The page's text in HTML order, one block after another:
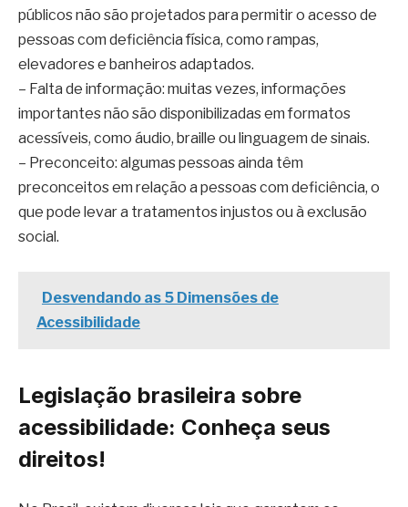
públicos não são projetados para permitir o acesso de
pessoas com deficiência física, como rampas,
elevadores e banheiros adaptados.
– Falta de informação: muitas vezes, informações
importantes não são disponibilizadas em formatos
acessíveis, como áudio, braille ou linguagem de sinais.
– Preconceito: algumas pessoas ainda têm
preconceitos em relação a pessoas com deficiência, o
que pode levar a tratamentos injustos ou à exclusão
social.
Desvendando as 5 Dimensões de
Acessibilidade
Legislação brasileira sobre
acessibilidade: Conheça seus
direitos!